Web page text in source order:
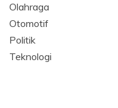
Olahraga
Otomotif
Politik
Teknologi